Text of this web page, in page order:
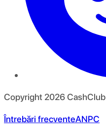
Copyright 2026CashClub
Întrebări frecventeANPC